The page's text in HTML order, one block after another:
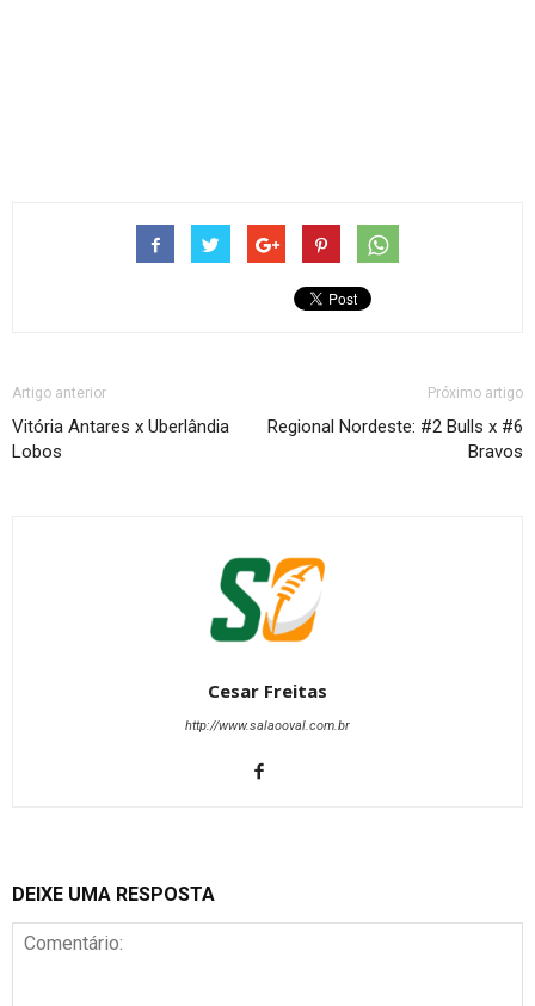
Artigo anterior
Vitória Antares x Uberlândia
Lobos
Próximo artigo
Regional Nordeste: #2 Bulls x #6
Bravos
Cesar Freitas
http://www.salaooval.com.br
DEIXE UMA RESPOSTA